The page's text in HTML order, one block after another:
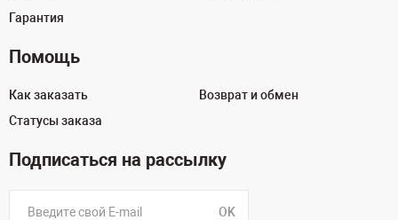
Гарантия
Помощь
Как заказать
Статусы заказа
Возврат и обмен
Подписаться на рассылку
OK